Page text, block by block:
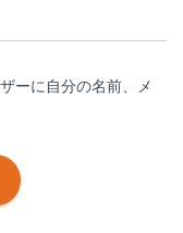
ーに自分の名前、メ